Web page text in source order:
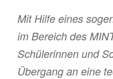
Mit Hilfe eines
im Bereich des
Schülerinnen und
Übergang an eine